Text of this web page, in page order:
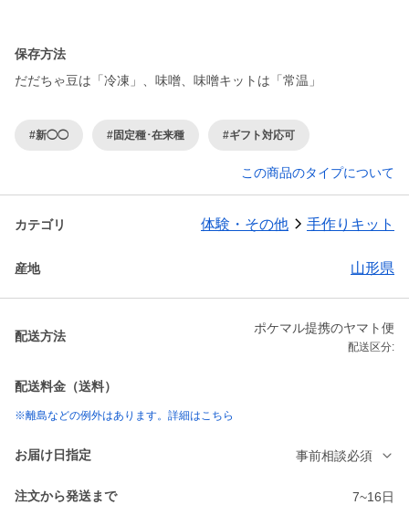
保存方法
だだちゃ豆は「冷凍」、味噌、味噌キットは「常温」
#新◯◯ #固定種･在来種 #ギフト対応可
この商品のタイプについて
カテゴリ 体験・その他 手作りキット
産地 山形県
配送方法
ポケマル提携のヤマト便
配送区分:
配送料金（送料）
※離島などの例外はあります。詳細はこちら
お届け日指定 事前相談必須
注文から発送まで 7~16日